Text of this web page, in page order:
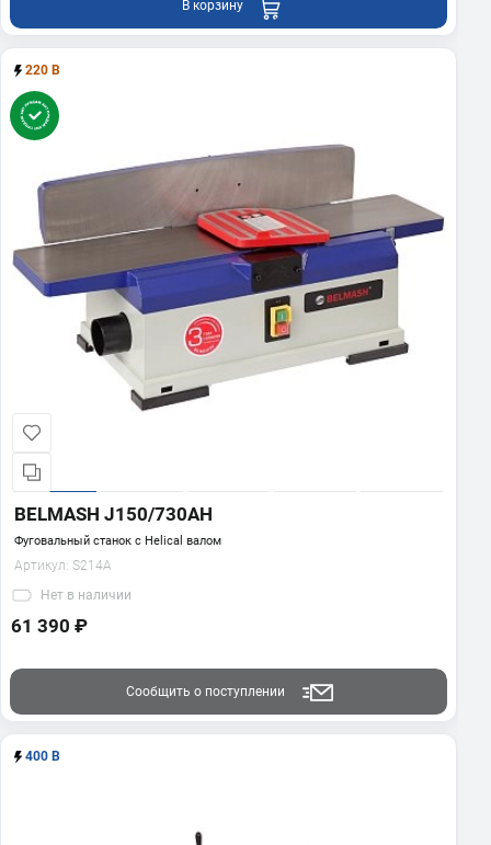
В корзину
220 В
BELMASH J150/730AH
Фуговальный станок с Helical валом
Артикул: S214A
Нет в наличии
61 390 ₽
Сообщить о поступлении
400 В